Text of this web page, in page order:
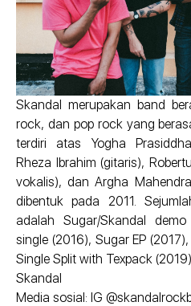
Skandal merupakan band
rock, dan pop rock yang
terdiri atas Yogha
Rheza Ibrahim (gitaris),
vokalis), dan Argha
dibentuk pada 2011.
adalah Sugar/Skandal demo
single (2016), Sugar EP
Single Split with Texpack (2019).
Skandal
Media sosial: IG